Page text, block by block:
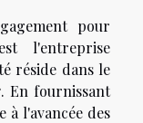
pour
l'entreprise
réside dans le
. En fournissant
à l'avancée des